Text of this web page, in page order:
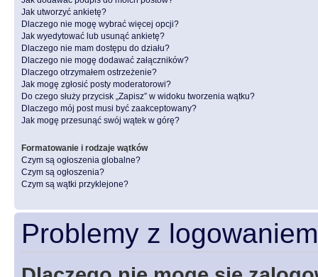
Jak utworzyć ankietę?
Dlaczego nie mogę wybrać więcej opcji?
Jak wyedytować lub usunąć ankietę?
Dlaczego nie mam dostępu do działu?
Dlaczego nie mogę dodawać załączników?
Dlaczego otrzymałem ostrzeżenie?
Jak mogę zgłosić posty moderatorowi?
Do czego służy przycisk „Zapisz” w widoku tworzenia wątku?
Dlaczego mój post musi być zaakceptowany?
Jak mogę przesunąć swój wątek w górę?
Formatowanie i rodzaje wątków
Czym są ogłoszenia globalne?
Czym są ogłoszenia?
Czym są wątki przyklejone?
Problemy z